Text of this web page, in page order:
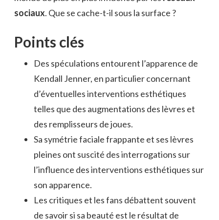
sociaux. Que se cache-t-il sous la surface ?
Points clés
Des spéculations entourent l’apparence de
Kendall Jenner, en particulier concernant
d’éventuelles interventions esthétiques
telles que des augmentations des lèvres et
des remplisseurs de joues.
Sa symétrie faciale frappante et ses lèvres
pleines ont suscité des interrogations sur
l’influence des interventions esthétiques sur
son apparence.
Les critiques et les fans débattent souvent
de savoir si sa beauté est le résultat de